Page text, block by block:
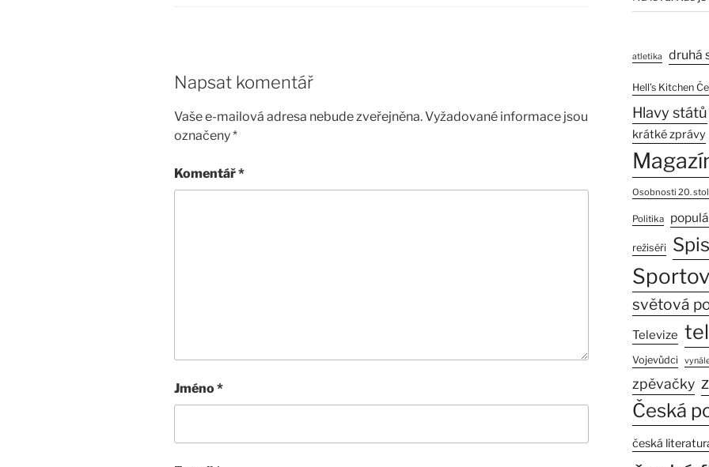
Napsat komentář
Vaše e-mailová adresa nebude zveřejněna.Vyžadované informace jsou
označeny*
Komentář*
Jméno*
atletika druhá
Hell’s Kitchen
Hlavy států
krátké zprávy
Osobnosti 20.
Politika
režiséři
světová
Televize
Vojevůdci
zpěvačky
Česká
česká